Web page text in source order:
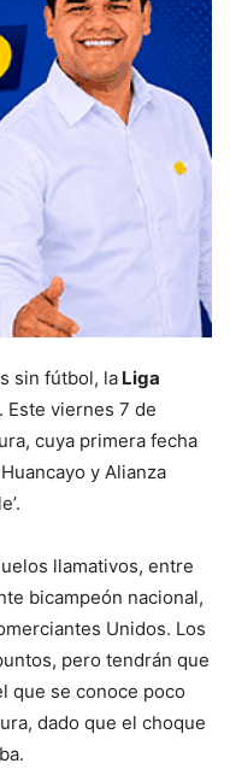
sin fútbol, la Liga
Este viernes 7 de
cuya primera fecha
y Alianza
llamativos, entre
bicampeón nacional,
Unidos. Los
pero tendrán que
que se conoce poco
dado que el choque